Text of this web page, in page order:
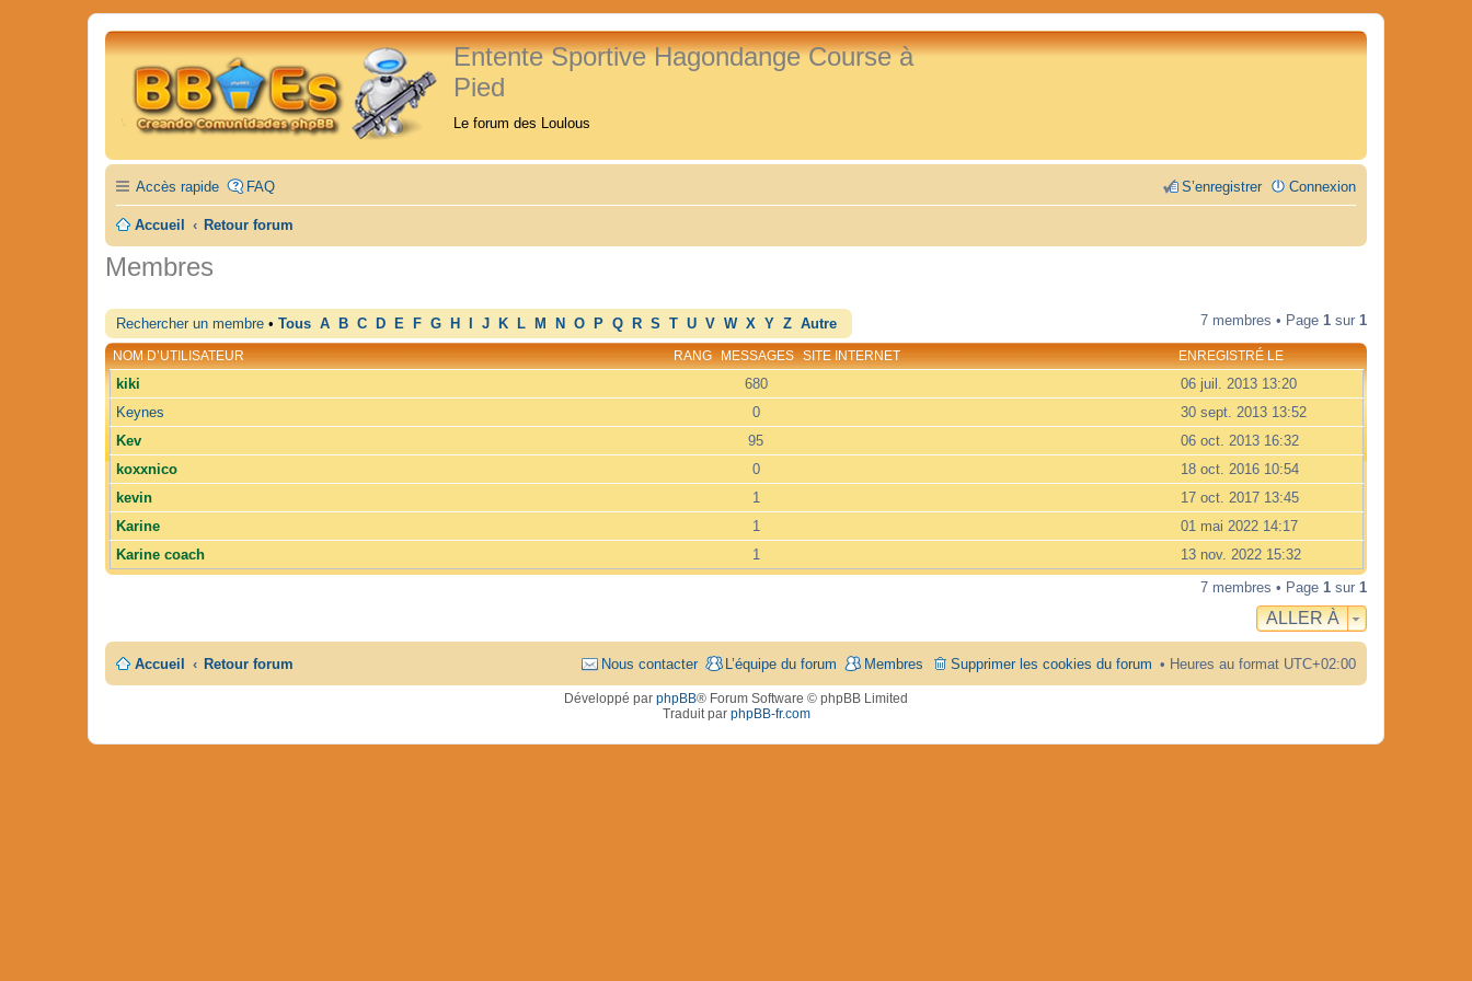
Entente Sportive Hagondange Course à
Pied
Le forum des Loulous
Accès rapide FAQ Connexion
S’enregistrer
Accueil Retour forum
Membres
Rechercher un membre • Tous A B C D E F G H J K L M N O P Q R S T U V W X Y Z Autre 7 membres • Page 1 sur 1
RANG
NOM D’UTILISATEUR MESSAGES SITE INTERNET ENREGISTRÉ LE
kiki 680
06 juil. 2013 13:20
Keynes
0
30 sept. 2013 13:52
Kev
95
06 oct. 2013 16:32
koxxnico
0
18 oct. 2016 10:54
kevin
1
17 oct. 2017 13:45
Karine
1
01 mai 2022 14:17
Karine coach
1
13 nov. 2022 15:32
7 membres • Page 1 sur 1
ALLER À
Accueil Retour forum Heures au format UTC+02:00
Supprimer les cookies du forum
Membres
L’équipe du forum
Nous contacter
Développé par phpBB® Forum Software © phpBB Limited
Traduit par phpBB-fr.com